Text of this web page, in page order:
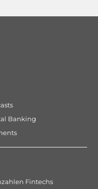
Banking
Fintechs